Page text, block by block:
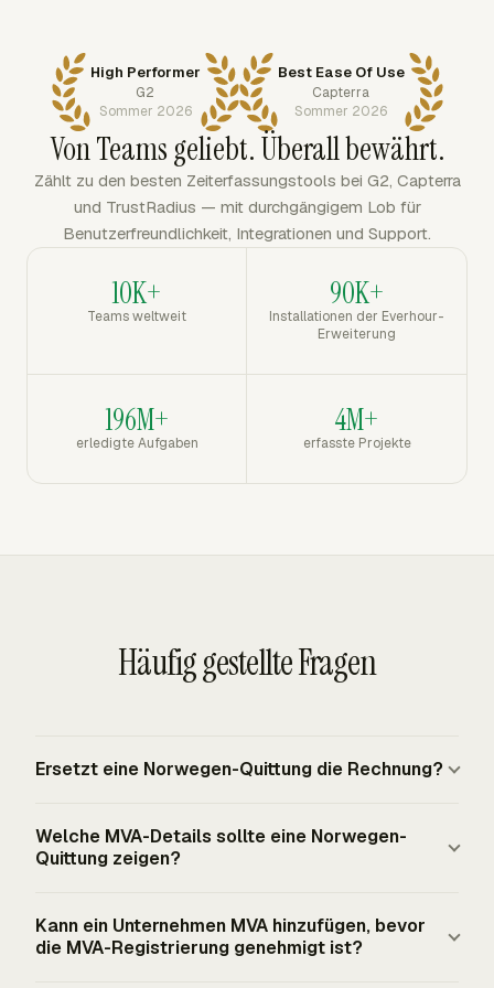
High Performer
G2
Sommer 2026
Best Ease Of Use
Capterra
Sommer 2026
Von Teams geliebt. Überall bewährt.
Zählt zu den besten Zeiterfassungstools bei G2, Capterra
und TrustRadius — mit durchgängigem Lob für
Benutzerfreundlichkeit, Integrationen und Support.
10K+
Teams weltweit
90K+
Installationen der Everhour-
Erweiterung
196M+
erledigte Aufgaben
4M+
erfasste Projekte
Häufig gestellte Fragen
Ersetzt eine Norwegen-Quittung die Rechnung?
oder das Verkaufsdokument die Belastung erfasst. Für
Geschäftsunterlagen sollten Sie beides aufbewahren,
Quittung sollte auf die Rechnungsnummer, das
Zahlungsdatum, den gezahlten Betrag und den
Welche MVA-Details sollte eine Norwegen-
Quittung zeigen?
im norwegischen MVA-Register registriert ist und der
zugrunde liegende Verkauf MVA enthält. Verwenden Sie
Kann ein Unternehmen MVA hinzufügen, bevor
die MVA-Registrierung genehmigt ist?